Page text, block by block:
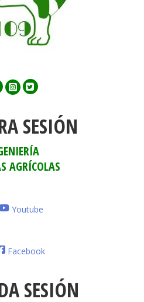
Instagram
Twitter
SESIÓN
AGRÍCOLAS
Youtube
Facebook
SESIÓN